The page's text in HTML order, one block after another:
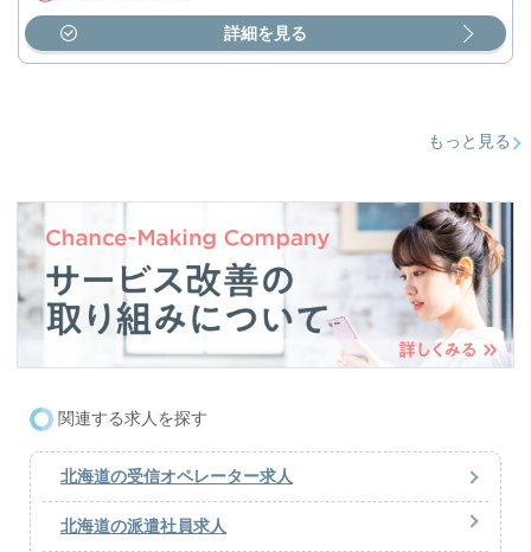
詳細を見る
もっと見る
関連する求人を探す
北海道の受信オペレーター求人
北海道の派遣社員求人